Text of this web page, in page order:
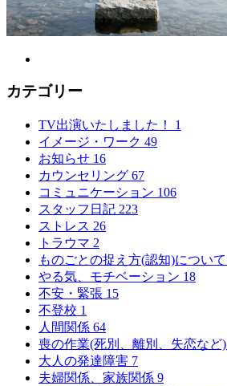
カテゴリー
TV出演いたしました！ 1
イメージ・ワーク 49
お知らせ 16
カウンセリング 67
コミュニケーション 106
スタッフ日記 223
ストレス 26
トラウマ 2
ものごとの捉え方(認知)について
やる気、モチベーション 18
不安・緊張 15
不登校 1
人間関係 64
喪の作業(死別、離別、失恋など)
大人の発達障害 7
夫婦関係、家族関係 9